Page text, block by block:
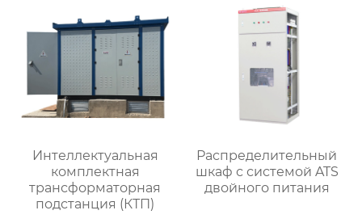
Интеллектуальная
комплектная
трансформаторная
подстанция (КТП)
Распределительный
шкаф с системой ATS
двойного питания